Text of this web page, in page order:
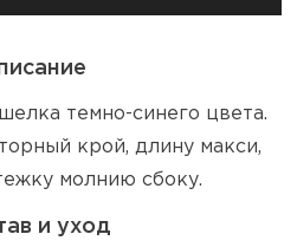
темно-синего цвета.
крой, длину макси,
молнию сбоку.
и уход